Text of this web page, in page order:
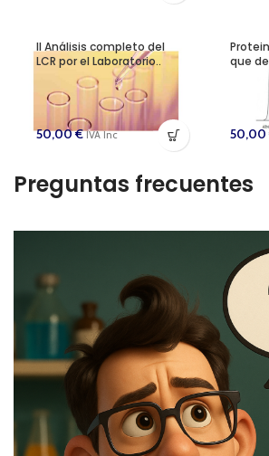
II Análisis completo del
LCR por el Laboratorio..
50,00€ IVA Inc
que
50,00
Preguntas frecuentes